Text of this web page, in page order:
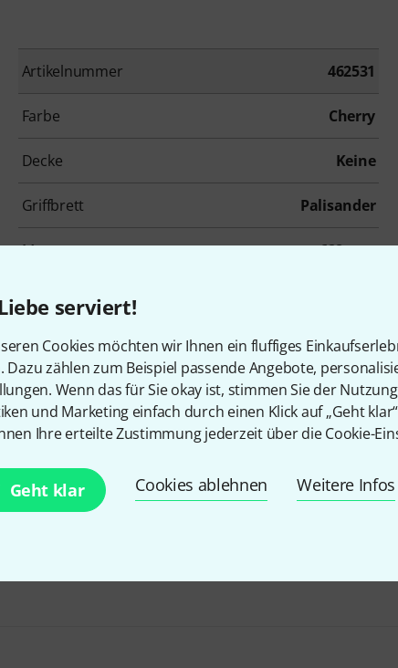
serviert!
Cookies möchten wir Ihnen ein fluffiges
Dazu zählen zum Beispiel passende Angebote,
Wenn das für Sie okay ist, stimmen Sie der
und Marketing einfach durch einen Klick auf „Geht
Ihre erteilte Zustimmung jederzeit über die Cookie-
Geht klar Cookies ablehnen Weitere Infos
Artikelnummer 462531
Farbe Cherry
Decke Keine
Griffbrett Palisander
Mensur 628 mm
Tremolo
Inkl. Gigbag Nein
Bundle selbst zusammenstellen